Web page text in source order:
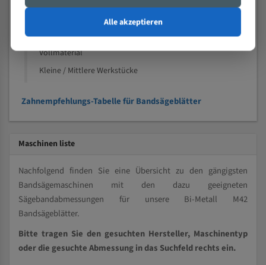
Nichteisenmetalle
Speziell entwickelt für Profile / Rohre
Vollmaterial
Kleine / Mittlere Werkstücke
Zahnempfehlungs-Tabelle für Bandsägeblätter
Maschinen liste
Nachfolgend finden Sie eine Übersicht zu den gängigsten
Bandsägemaschinen mit den dazu geeigneten
Sägebandabmessungen für unsere Bi-Metall M42
Bandsägeblätter.
Bitte tragen Sie den gesuchten Hersteller, Maschinentyp
oder die gesuchte Abmessung in das Suchfeld rechts ein.
Alle akzeptieren